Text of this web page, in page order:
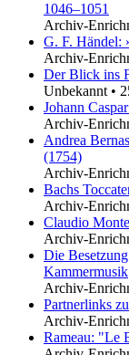
1046–1051
Archiv-
G. F. Händel:
Archiv-
Der Blick ins
Unbekannt •
Johann
Archiv-
Andrea
(1754)
Archiv-
Bachs
Archiv-
Claudio
Archiv-
Die
Kammermusik
Archiv-
Partnerlinks
Archiv-
Rameau: "Le